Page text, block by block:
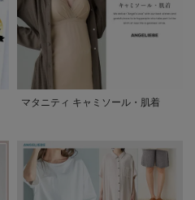
マタニティ キャミソール・肌着